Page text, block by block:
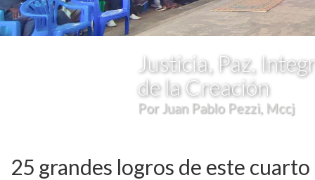
Justicia, Paz,
de la Creación
Por Juan Pablo Pezzi, Mccj
25 grandes logros de este